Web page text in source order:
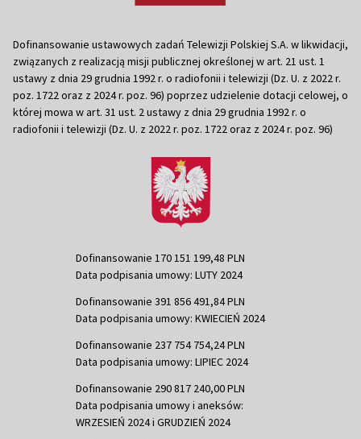
Dofinansowanie ustawowych zadań Telewizji Polskiej S.A. w likwidacji,
związanych z realizacją misji publicznej określonej w art. 21 ust. 1
ustawy z dnia 29 grudnia 1992 r. o radiofonii i telewizji (Dz. U. z 2022 r.
poz. 1722 oraz z 2024 r. poz. 96) poprzez udzielenie dotacji celowej, o
której mowa w art. 31 ust. 2 ustawy z dnia 29 grudnia 1992 r. o
radiofonii i telewizji (Dz. U. z 2022 r. poz. 1722 oraz z 2024 r. poz. 96)
Dofinansowanie 170 151 199,48 PLN
Data podpisania umowy: LUTY 2024
Dofinansowanie 391 856 491,84 PLN
Data podpisania umowy: KWIECIEŃ 2024
Dofinansowanie 237 754 754,24 PLN
Data podpisania umowy: LIPIEC 2024
Dofinansowanie 290 817 240,00 PLN
Data podpisania umowy i aneksów:
WRZESIEŃ 2024 i GRUDZIEŃ 2024